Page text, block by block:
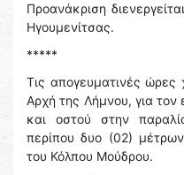
Προανάκριση
Ηγουμενίτσας.
*****
Τις απογευματινές
Αρχή της Λήμνου, για τον
και οστού στην
περίπου δυο (02)
του Κόλπου Μούδρου.